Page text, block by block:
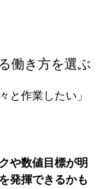
働き方を選ぶ
と作業したい」
や数値目標が明
発揮できるかも